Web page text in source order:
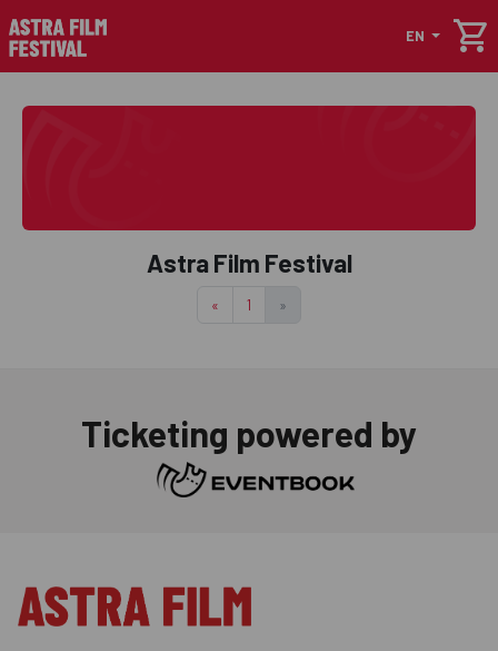
EN shopping_cart
Astra Film Festival
« 1 »
Ticketing powered by